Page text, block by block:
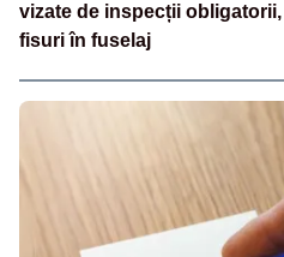
vizate de inspecții
fisuri în fuselaj